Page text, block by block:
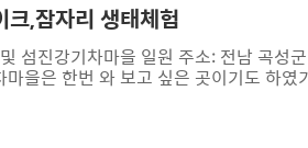
,잠자리 생태체험
진강기차마을 일원 주소: 전남 곡성
을은 한번 와 보고 싶은 곳이기도 하였
축제 분위기로 이곳저곳에서 음악소리
저곳에서 후각을 자극하여 주머니에